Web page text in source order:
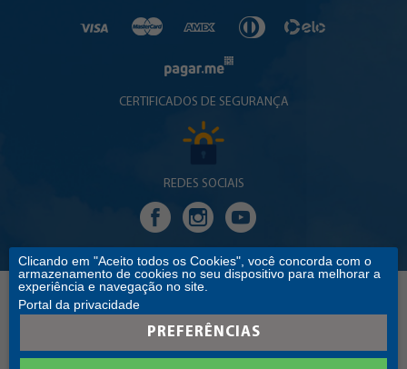
CERTIFICADOS DE SEGURANÇA
REDES SOCIAIS
Copyright © 2017 EDITORA SANTUÁRIO. TODOS OS DIREITOS RESERVADOS
C.Ss.R EDITORA SANTUÁRIO - CNPJ: 60.601.283/0016-35 ENDEREÇO: RUA PE. CLARO MONTEIRO,
Clicando em "Aceito todos os Cookies", você concorda com o
armazenamento de cookies no seu dispositivo para melhorar a
experiência e navegação no site.
Portal da privacidade
PREFERÊNCIAS